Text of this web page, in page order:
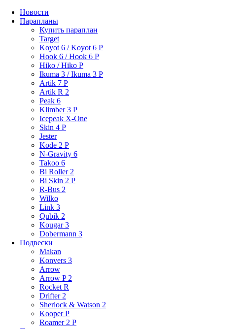
Новости
Парапланы
Купить параплан
Target
Koyot 6 / Koyot 6 P
Hook 6 / Hook 6 P
Hiko / Hiko P
Ikuma 3 / Ikuma 3 P
Artik 7 P
Artik R 2
Peak 6
Klimber 3 P
Icepeak X-One
Skin 4 P
Jester
Kode 2 P
N-Gravity 6
Takoo 6
Bi Roller 2
Bi Skin 2 P
R-Bus 2
Wilko
Link 3
Qubik 2
Kougar 3
Dobermann 3
Подвески
Makan
Konvers 3
Arrow
Arrow P 2
Rocket R
Drifter 2
Sherlock & Watson 2
Kooper P
Roamer 2 P